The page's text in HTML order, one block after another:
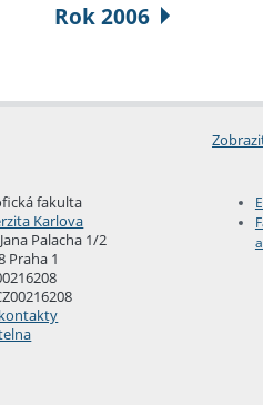
Rok 2006
fakulta
Karlova
Palacha 1/2
Praha 1